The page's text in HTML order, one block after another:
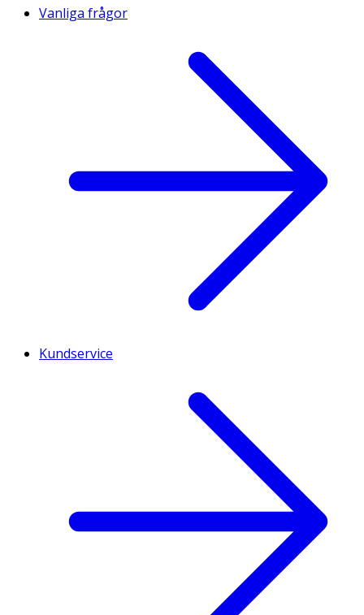
Vanliga frågor
Kundservice